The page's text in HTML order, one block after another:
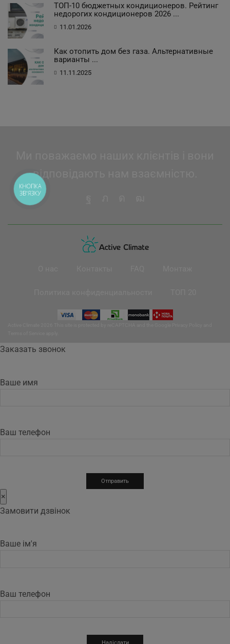
ТОП-10 бюджетных кондиционеров. Рейтинг
недорогих кондиционеров 2026 ...
11.01.2026
Как отопить дом без газа. Альтернативные
варианты ...
11.11.2025
відповідають нам взаємністю.
Заказать звонок
Ваше имя
Ваш телефон
×
Замовити дзвінок
Ваше ім'я
Ваш телефон